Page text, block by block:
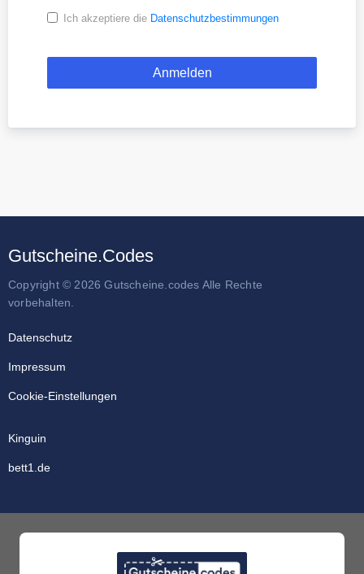
Ich akzeptiere die Datenschutzbestimmungen
Gutscheine.Codes
Copyright © 2026 Gutscheine.codes Alle Rechte
vorbehalten.
Datenschutz
Impressum
Cookie-Einstellungen
Kinguin
bett1.de